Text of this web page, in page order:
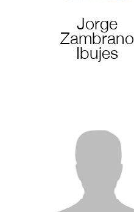
Jorge
Zambrano
Ibujes